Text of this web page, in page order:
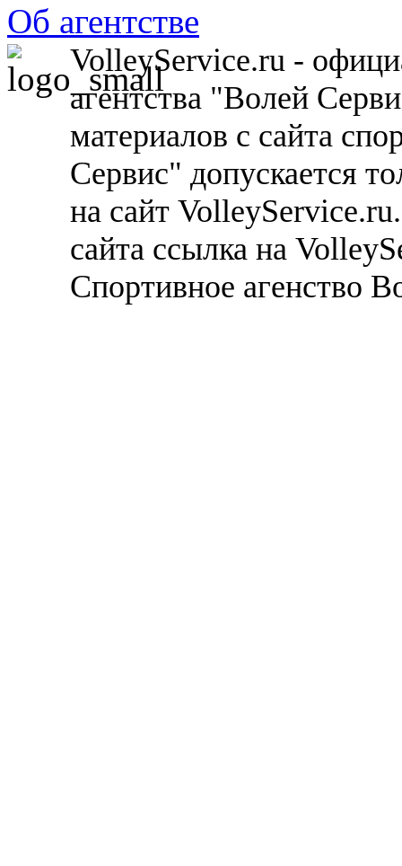
Об агентстве
VolleyService.ru -
агентства "Волей
материалов с сайта
Сервис" допускается
на сайт
сайта ссылка на
Спортивное агенство